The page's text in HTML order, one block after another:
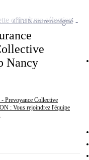
Nancy
Prevoyance Collective
: Vous rejoindrez l'équipe
CDINon renseigné
offre à ma sélection